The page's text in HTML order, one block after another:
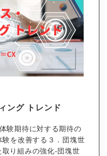
ング トレンド
験期待に対する期待の
を改善する３．団塊世
り組みの強化‐団塊世